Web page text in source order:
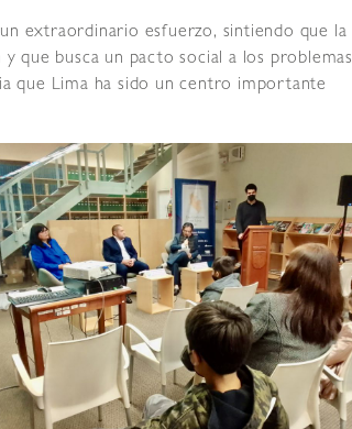
extraordinario esfuerzo, sintiendo que la
que busca un pacto social a los problemas
que Lima ha sido un centro importante